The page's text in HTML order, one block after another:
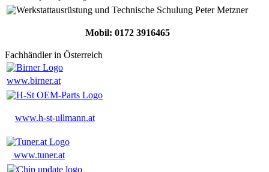
Mobil: 0172 3916465
Fachhändler in Österreich
www.birner.at
www.h-st-ullmann.at
www.tuner.at